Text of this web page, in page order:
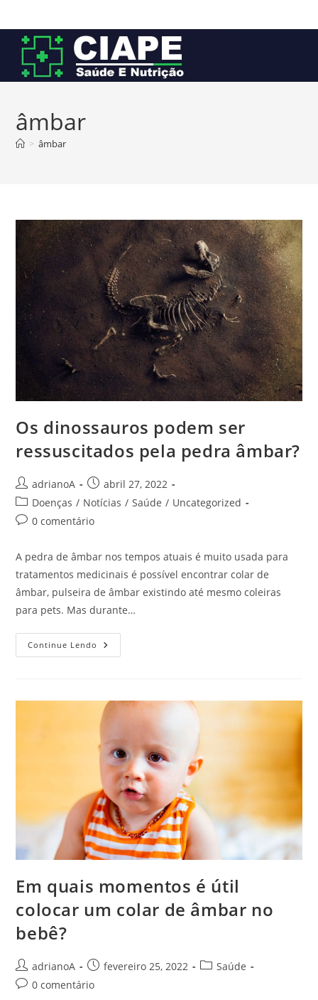
para
conteúdo
âmbar
> âmbar
Os dinossauros podem ser
ressuscitados pela pedra âmbar?
Autor
do
post:
adrianoA
Post
publicado:
abril 27, 2022
Categoria
do
Doenças / Notícias / Saúde / Uncategorized
Comentários
0 comentário
A pedra de âmbar nos tempos atuais é muito usada para
tratamentos medicinais é possível encontrar colar de
âmbar, pulseira de âmbar existindo até mesmo coleiras
para pets. Mas durante…
Continue Lendo Os
Dinossauros
Pedra
Âmbar?
Em quais momentos é útil
colocar um colar de âmbar no
bebê?
Autor
do
adrianoA
Post
publicado:
fevereiro 25, 2022
Categoria
Saúde
Comentários
0 comentário